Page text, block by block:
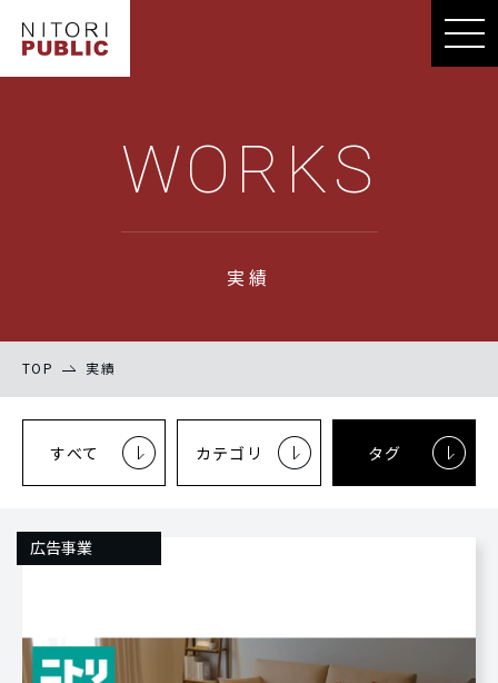
WORKS
実績
TOP 実績
すべて カテゴリ タグ
広告事業